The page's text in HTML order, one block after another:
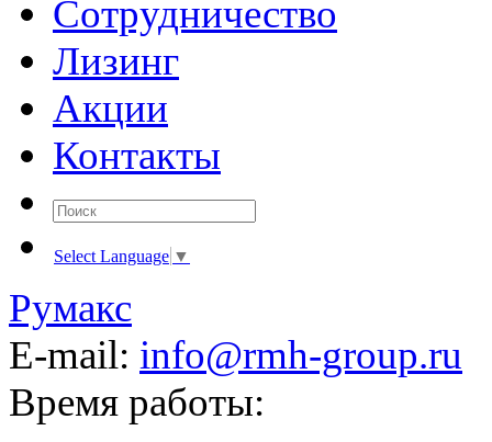
Сотрудничество
Лизинг
Акции
Контакты
Select Language ▼
Румакс
E-mail: info@rmh-group.ru
Время работы: